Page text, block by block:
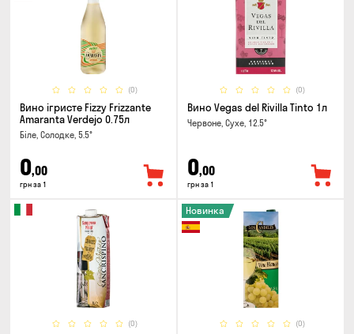
(0)
Вино ігристе Fizzy Frizzante
Amaranta Verdejo 0.75л
Біле, Солодке, 5.5°
0,00
грн за 1
(0)
Вино Vegas del Rivilla Tinto 1л
Червоне, Сухе, 12.5°
0,00
грн за 1
(0) (0)
Новинка